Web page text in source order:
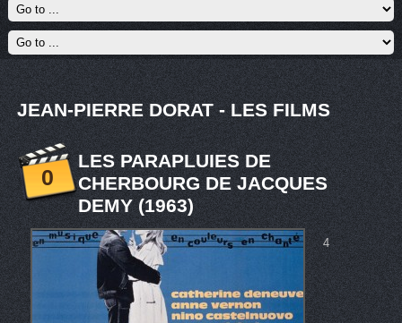
JEAN-PIERRE DORAT - LES FILMS
0
LES PARAPLUIES DE
CHERBOURG DE JACQUES
DEMY (1963)
4